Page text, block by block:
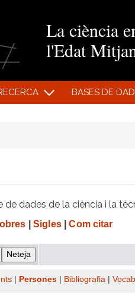
La ciència
l'Edat
BASES DE
de dades de la ciència i la
Sigles| Com citar
Persones Bibliografia